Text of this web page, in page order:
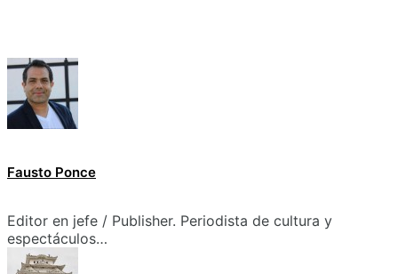
Fausto Ponce
Editor en jefe / Publisher. Periodista de cultura y
espectáculos…